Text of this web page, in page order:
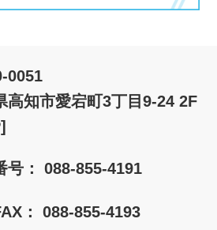
0051
高知市愛宕町3丁目9-24 2F
号：088-855-4191
： 088-855-4193